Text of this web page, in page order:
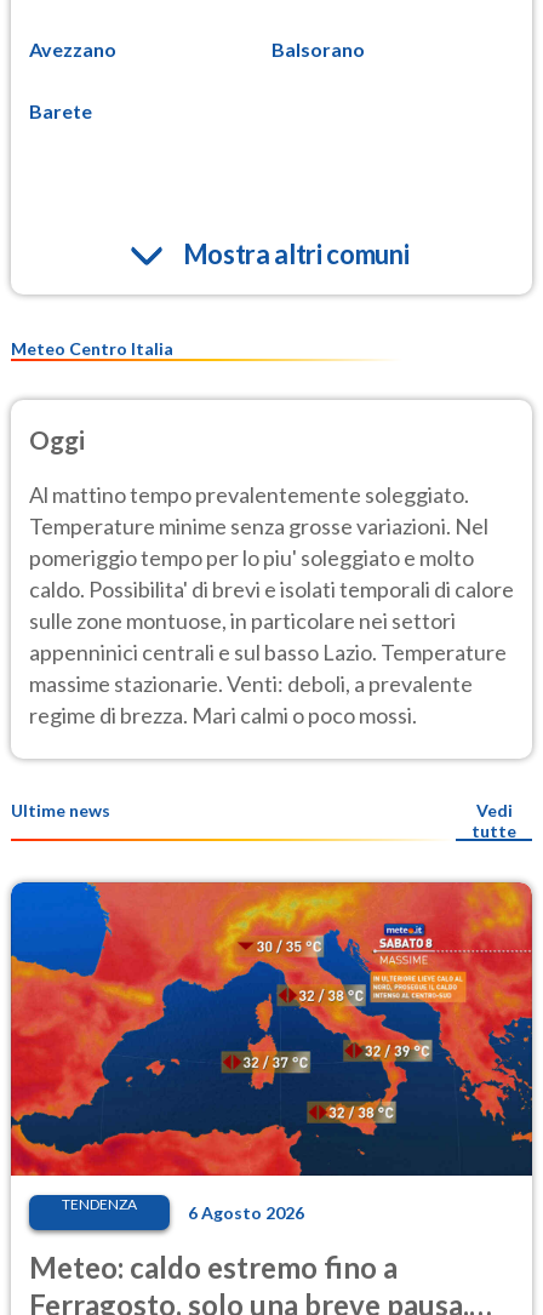
Avezzano Balsorano
Barete
Mostra altri comuni
Meteo Centro Italia
Oggi
Al mattino tempo prevalentemente soleggiato.
Temperature minime senza grosse variazioni. Nel
pomeriggio tempo per lo piu' soleggiato e molto
caldo. Possibilita' di brevi e isolati temporali di calore
sulle zone montuose, in particolare nei settori
appenninici centrali e sul basso Lazio. Temperature
massime stazionarie. Venti: deboli, a prevalente
regime di brezza. Mari calmi o poco mossi.
Ultime news
Vedi
tutte
TENDENZA 6 Agosto 2026
Meteo: caldo estremo fino a
Ferragosto, solo una breve pausa.